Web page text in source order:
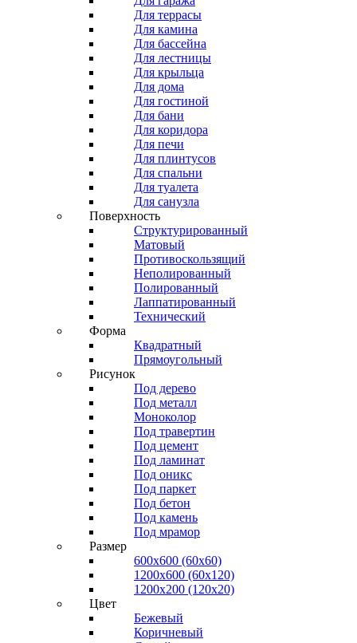
Для террасы
Для камина
Для бассейна
Для лестницы
Для крыльца
Для дома
Для гостиной
Для бани
Для коридора
Для печи
Для плинтусов
Для спальни
Для туалета
Для санузла
Поверхность
Структурированный
Матовый
Противоскользящий
Неполированный
Полированный
Лаппатированный
Технический
Форма
Квадратный
Прямоугольный
Рисунок
Под дерево
Под металл
Моноколор
Под травертин
Под цемент
Под ламинат
Под оникс
Под паркет
Под бетон
Под камень
Под мрамор
Размер
600х600 (60х60)
1200х600 (60х120)
1200х200 (120x20)
Цвет
Бежевый
Коричневый